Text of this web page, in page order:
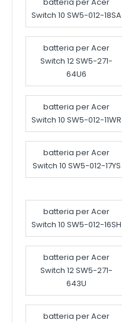
Switch 10 SW5-012-18SA
batteria per Acer
Switch 12 SW5-271-
64U6
batteria per Acer
Switch 10 SW5-012-11WR
batteria per Acer
Switch 10 SW5-012-17YS
batteria per Acer
Switch 10 SW5-012-16SH
batteria per Acer
Switch 12 SW5-271-
643U
batteria per Acer